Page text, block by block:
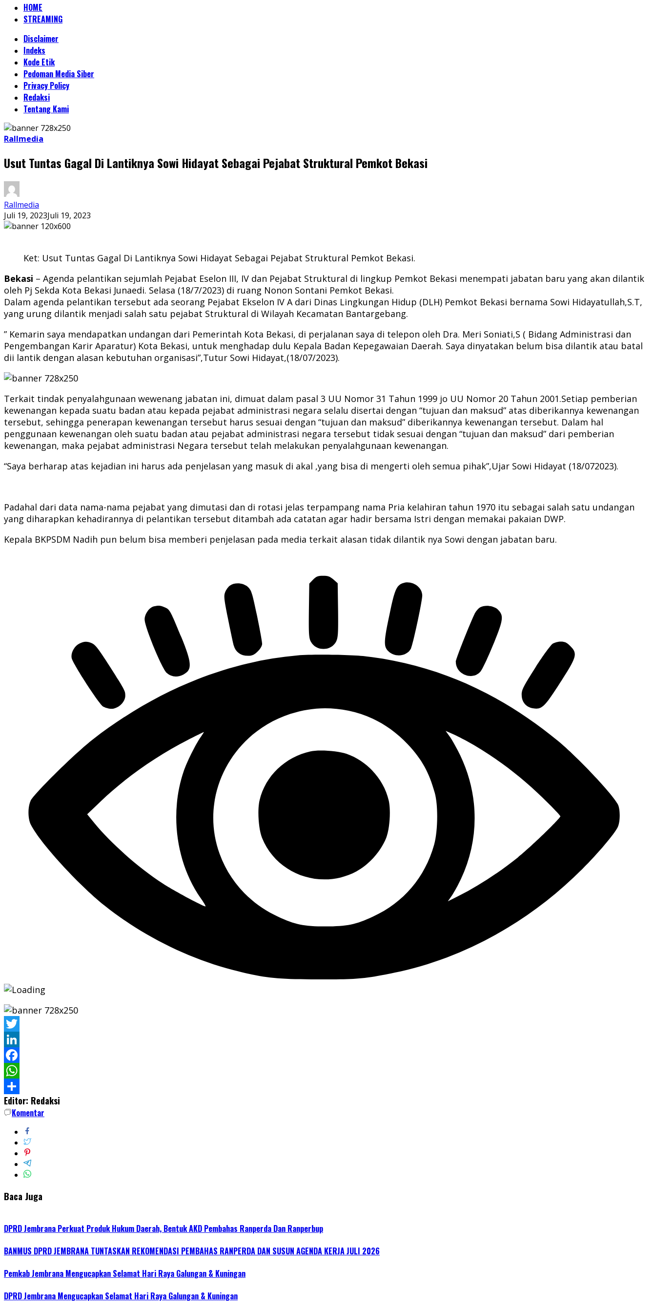
HOME
STREAMING
Disclaimer
Indeks
Kode Etik
Pedoman Media Siber
Privacy Policy
Redaksi
Tentang Kami
Rallmedia
Usut Tuntas Gagal Di Lantiknya Sowi Hidayat Sebagai Pejabat Struktural Pemkot Bekasi
Rallmedia
Juli 19, 2023Juli 19, 2023
Ket: Usut Tuntas Gagal Di Lantiknya Sowi Hidayat Sebagai Pejabat Struktural Pemkot Bekasi.
Bekasi – Agenda pelantikan sejumlah Pejabat Eselon III, IV dan Pejabat Struktural di lingkup Pemkot Bekasi menempati jabatan baru yang akan dilantik
oleh Pj Sekda Kota Bekasi Junaedi. Selasa (18/7/2023) di ruang Nonon Sontani Pemkot Bekasi.
Dalam agenda pelantikan tersebut ada seorang Pejabat Ekselon IV A dari Dinas Lingkungan Hidup (DLH) Pemkot Bekasi bernama Sowi Hidayatullah,S.T,
yang urung dilantik menjadi salah satu pejabat Struktural di Wilayah Kecamatan Bantargebang.
” Kemarin saya mendapatkan undangan dari Pemerintah Kota Bekasi, di perjalanan saya di telepon oleh Dra. Meri Soniati,S ( Bidang Administrasi dan
Pengembangan Karir Aparatur) Kota Bekasi, untuk menghadap dulu Kepala Badan Kepegawaian Daerah. Saya dinyatakan belum bisa dilantik atau batal
dii lantik dengan alasan kebutuhan organisasi”,Tutur Sowi Hidayat,(18/07/2023).
Terkait tindak penyalahgunaan wewenang jabatan ini, dimuat dalam pasal 3 UU Nomor 31 Tahun 1999 jo UU Nomor 20 Tahun 2001.Setiap pemberian
kewenangan kepada suatu badan atau kepada pejabat administrasi negara selalu disertai dengan “tujuan dan maksud” atas diberikannya kewenangan
tersebut, sehingga penerapan kewenangan tersebut harus sesuai dengan “tujuan dan maksud” diberikannya kewenangan tersebut. Dalam hal
penggunaan kewenangan oleh suatu badan atau pejabat administrasi negara tersebut tidak sesuai dengan “tujuan dan maksud” dari pemberian
kewenangan, maka pejabat administrasi Negara tersebut telah melakukan penyalahgunaan kewenangan.
“Saya berharap atas kejadian ini harus ada penjelasan yang masuk di akal ,yang bisa di mengerti oleh semua pihak”,Ujar Sowi Hidayat (18/072023).
Padahal dari data nama-nama pejabat yang dimutasi dan di rotasi jelas terpampang nama Pria kelahiran tahun 1970 itu sebagai salah satu undangan
yang diharapkan kehadirannya di pelantikan tersebut ditambah ada catatan agar hadir bersama Istri dengan memakai pakaian DWP.
Kepala BKPSDM Nadih pun belum bisa memberi penjelasan pada media terkait alasan tidak dilantik nya Sowi dengan jabatan baru.
Twitter
LinkedIn
Facebook
WhatsApp
Share
Editor: Redaksi
Komentar
Baca Juga
DPRD Jembrana Perkuat Produk Hukum Daerah, Bentuk AKD Pembahas Ranperda Dan Ranperbup
BANMUS DPRD JEMBRANA TUNTASKAN REKOMENDASI PEMBAHAS RANPERDA DAN SUSUN AGENDA KERJA JULI 2026
Pemkab Jembrana Mengucapkan Selamat Hari Raya Galungan & Kuningan
DPRD Jembrana Mengucapkan Selamat Hari Raya Galungan & Kuningan